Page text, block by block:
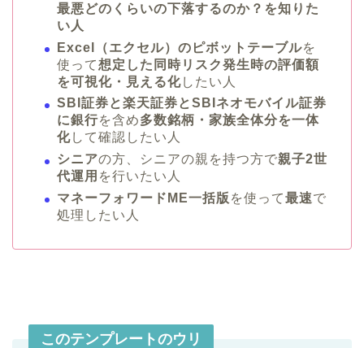
最悪どのくらいの下落するのか？を知りた
い人
Excel（エクセル）のピボットテーブルを
使って想定した同時リスク発生時の評価額
を可視化・見える化したい人
SBI証券と楽天証券とSBIネオモバイル証券
に銀行を含め多数銘柄・家族全体分を一体
化して確認したい人
シニアの方、シニアの親を持つ方で親子2世
代運用 を行いたい人
マネーフォワードME一括版 を使って最速で
処理したい人
このテンプレートのウリ